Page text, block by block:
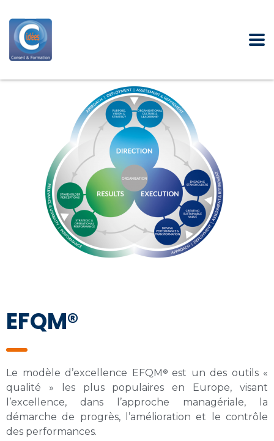
EFQM®
Le modèle d’excellence EFQM® est un des outils «
qualité » les plus populaires en Europe, visant
l’excellence, dans l’approche managériale, la
démarche de progrès, l’amélioration et le contrôle
des performances.